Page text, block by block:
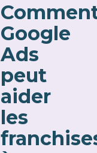
Google
Ads
peut
aider
les